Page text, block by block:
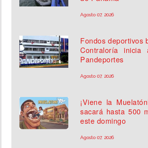
Agosto 07, 2026
Fondos deportivos
Contraloría inicia
Pandeportes
Agosto 07, 2026
¡Viene la
sacará hasta 500
este domingo
Agosto 07, 2026